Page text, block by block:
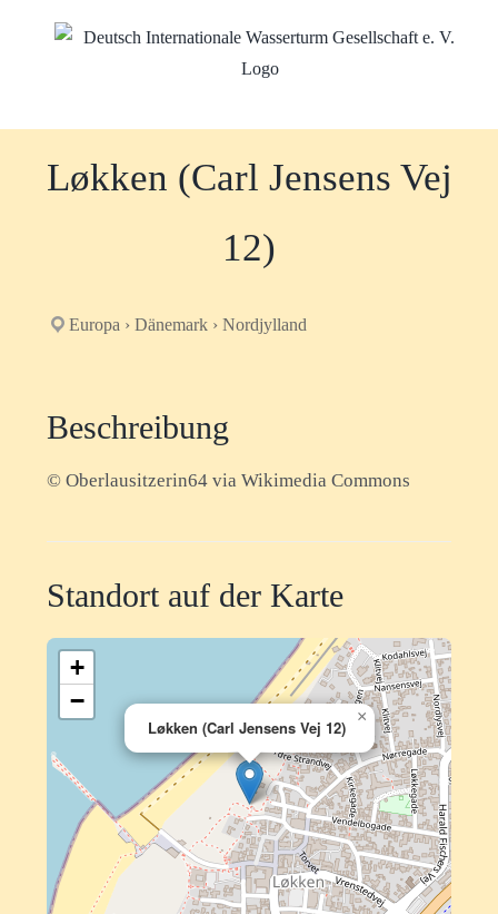
Løkken (Carl Jensens Vej
12)
Europa › Dänemark › Nordjylland
Beschreibung
© Oberlausitzerin64 via Wikimedia Commons
Standort auf der Karte
Løkken (Carl Jensens Vej 12)
×
+
−